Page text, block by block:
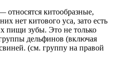
китообразные,
нет китового уса, зато есть
пищи зубы. Это не только
дельфинов (включая
(см. группу на правой